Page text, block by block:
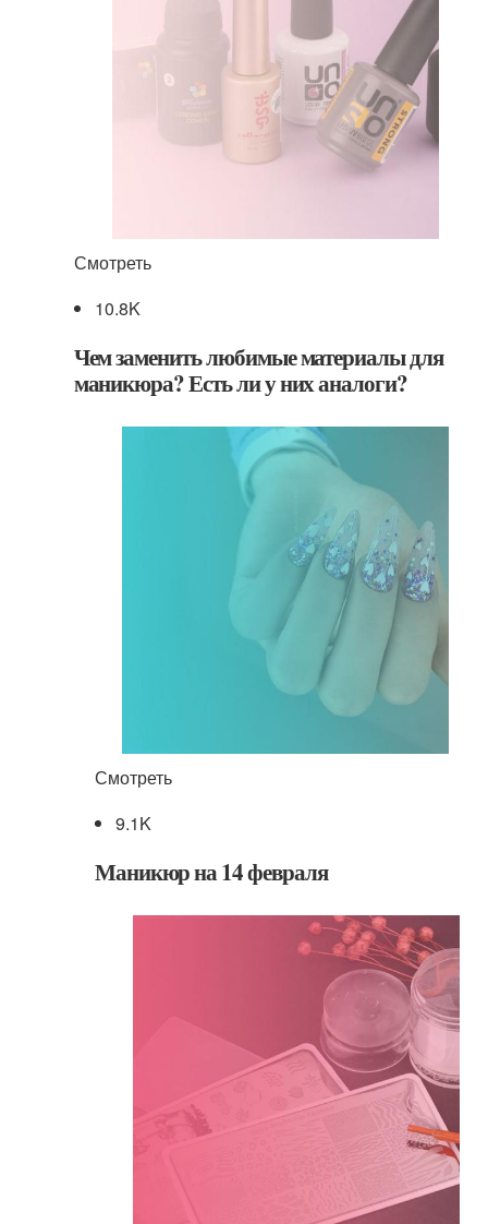
Смотреть
10.8K
Чем заменить любимые материалы для
маникюра? Есть ли у них аналоги?
Смотреть
9.1K
Маникюр на 14 февраля